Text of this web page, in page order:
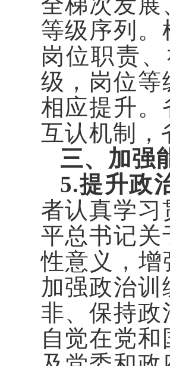
等级序列
岗位职责
级，岗位等
相应提升。
互认机制，
三、加强
5.提升政
者认真学
平总书记关
性意义，增
加强政治
非、保持政
自觉在党